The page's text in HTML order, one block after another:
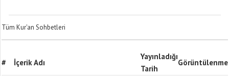
Tüm Kur'an Sohbetleri
# İçerik Adı
Yayınladığı
Tarih
Görüntülenme